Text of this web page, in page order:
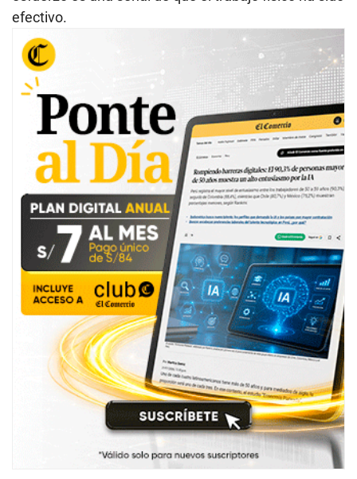
efectivo.